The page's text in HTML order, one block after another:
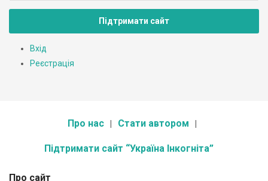
Підтримати сайт
Вхід
Реєстрація
Про нас Стати автором
Підтримати сайт “Україна Інкогніта”
Про сайт